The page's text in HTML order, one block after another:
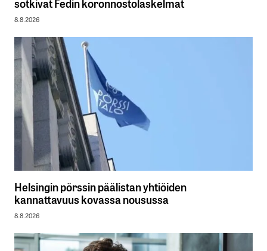
8.8.2026
Helsingin pörssin päälistan yhtiöiden
kannattavuus kovassa nousussa
8.8.2026